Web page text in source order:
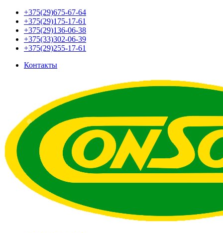
+375(29)675-67-64
+375(29)175-17-61
+375(29)136-06-38
+375(33)302-06-39
+375(29)255-17-61
Контакты